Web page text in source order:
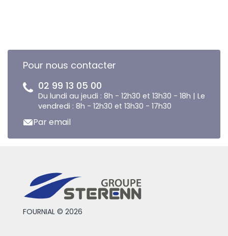
Pour nous contacter
02 99 13 05 00
Du lundi au jeudi : 8h - 12h30 et 13h30 - 18h | Le
vendredi : 8h - 12h30 et 13h30 - 17h30
Par email
FOURNIAL © 2026